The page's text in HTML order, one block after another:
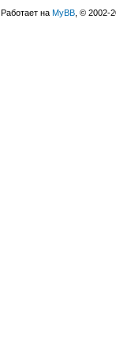
. Работает на MyBB , © 2002-